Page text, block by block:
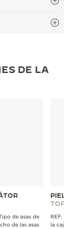
DE LA
de asas de
de las asas
PIEL
TOPO
REF.
la caja: